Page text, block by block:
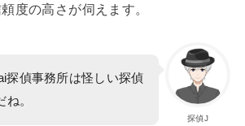
度の高さが伺えます。
探偵J
探偵事務所は怪しい探偵
。